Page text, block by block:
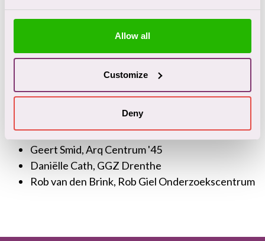
Allow all
Customize
Deny
achter dat er sprake was van PRS. Verdiepende
interviews met patiënten brachten een
spanningsveld tussen individuele en culturele
Onderzoekers
Simon Groen, hoofdonderzoeker GGZ Drenthe
Geert Smid, Arq Centrum '45
Daniëlle Cath, GGZ Drenthe
Rob van den Brink, Rob Giel Onderzoekscentrum